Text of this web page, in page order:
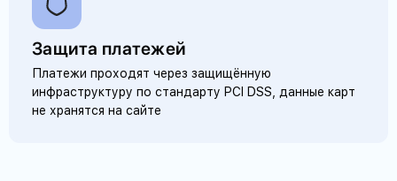
Защита платежей
Платежи проходят через защищённую
инфраструктуру по стандарту PCI DSS, данные карт
не хранятся на сайте